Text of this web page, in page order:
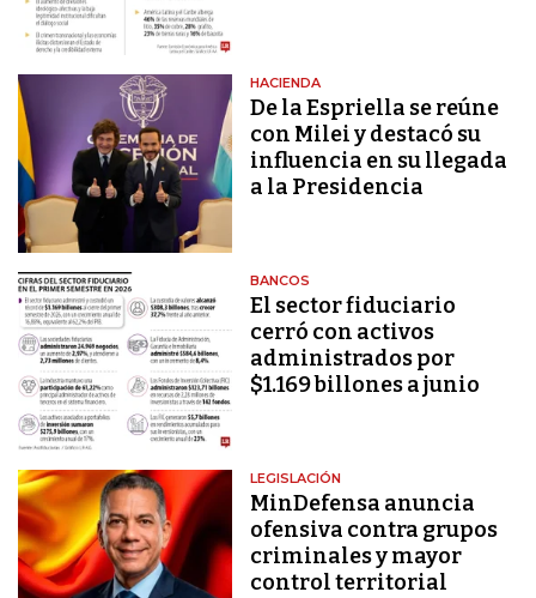
HACIENDA
De la Espriella se reúne
con Milei y destacó su
influencia en su llegada
a la Presidencia
BANCOS
El sector fiduciario
cerró con activos
administrados por
$1.169 billones a junio
LEGISLACIÓN
MinDefensa anuncia
ofensiva contra grupos
criminales y mayor
control territorial